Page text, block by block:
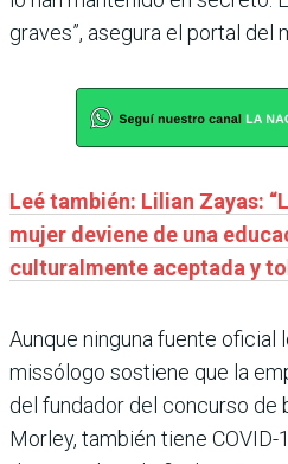
graves”, asegura el portal del
Leé también: Lilian Zayas:
mujer deviene de una
culturalmente aceptada y
Aunque ninguna fuente oficial
missólogo sostiene que la
del fundador del concurso de
Morley, también tiene COVID-